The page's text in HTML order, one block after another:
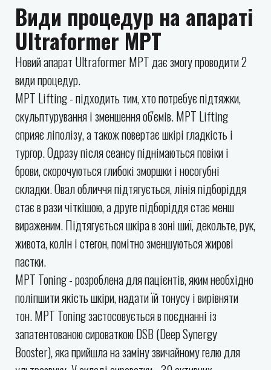
Види процедур на апараті
Ultraformer MPT
Новий апарат Ultraformer MPT дає змогу проводити 2
види процедур.
MPT Lifting - підходить тим, хто потребує підтяжки,
скульптурування і зменшення об'ємів. MPT Lifting
сприяє ліполізу, а також повертає шкірі гладкість і
тургор. Одразу після сеансу піднімаються повіки і
брови, скорочуються глибокі зморшки і носогубні
складки. Овал обличчя підтягується, лінія підборіддя
стає в рази чіткішою, а друге підборіддя стає менш
вираженим. Підтягується шкіра в зоні шиї, декольте, рук,
живота, колін і стегон, помітно зменшуються жирові
пастки.
MPT Toning - розроблена для пацієнтів, яким необхідно
поліпшити якість шкіри, надати їй тонусу і вирівняти
тон. MPT Toning застосовується в поєднанні із
запатентованою сироваткою DSB (Deep Synergy
Booster), яка прийшла на заміну звичайному гелю для